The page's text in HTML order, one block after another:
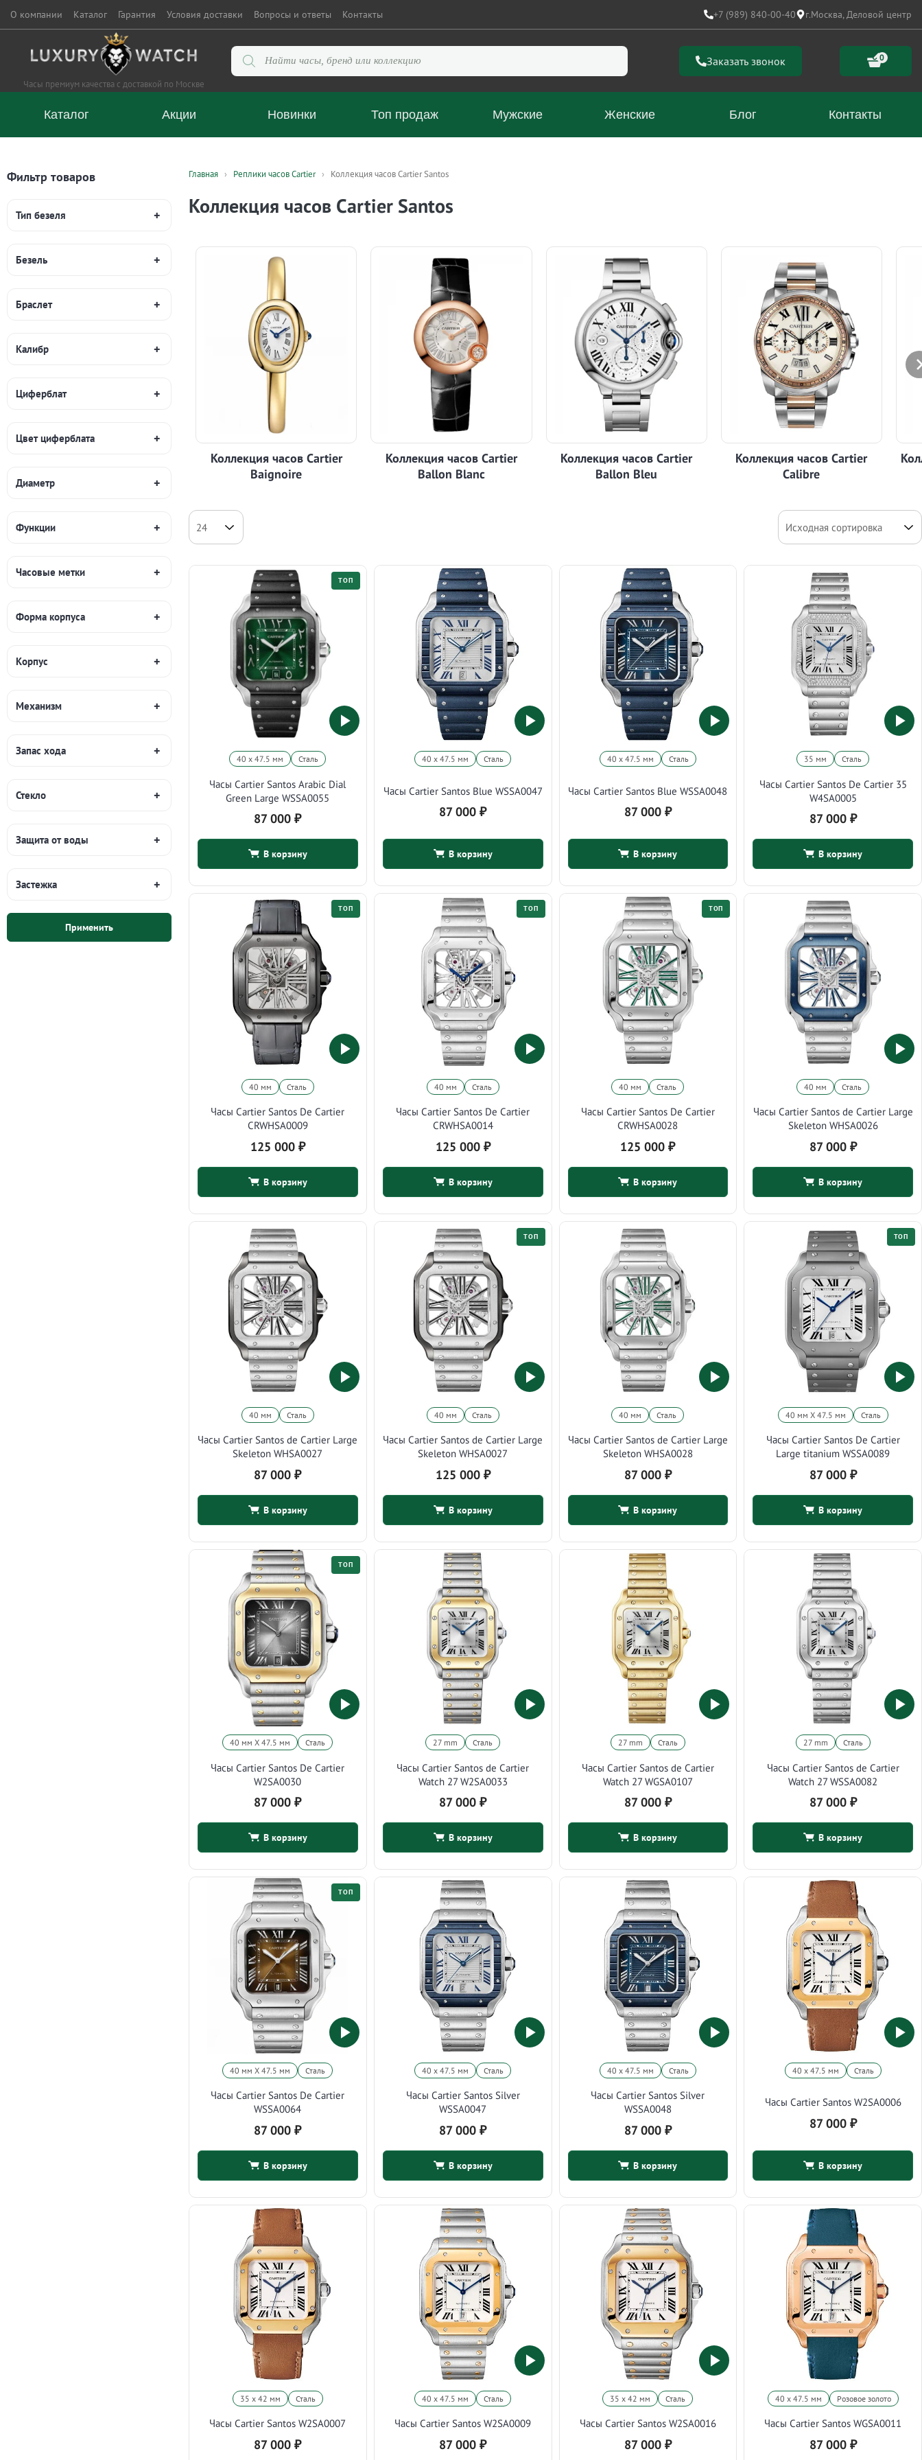
О компании Каталог Гарантия Условия доставки Вопросы и ответы Контакты +7 (989) 840-00-40 г.Москва, Деловой центр
Часы премиум качества с доставкой по Москве
Поиск
товаров
Заказать звонок 0
Каталог Акции Новинки Топ продаж Мужские Женские Блог Контакты
Главная Реплики часов Cartier Коллекция часов Cartier Santos
Коллекция часов Cartier Santos
Коллекция часов Cartier
Baignoire
Коллекция часов Cartier
Ballon Blanc
Коллекция часов Cartier
Ballon Bleu
Коллекция часов Cartier
Calibre
ТОП
40 х 47.5 мм Сталь
Часы Cartier Santos Arabic Dial
Green Large WSSA0055
87 000₽
В корзину
40 х 47.5 мм Сталь
Часы Cartier Santos Blue WSSA0047
87 000₽
В корзину
40 х 47.5 мм Сталь
Часы Cartier Santos Blue WSSA0048
87 000 ₽
В корзину
35 мм Сталь
Часы Cartier Santos De Cartier 35
W4SA0005
87 000 ₽
В корзину
ТОП
40 мм Сталь
Часы Cartier Santos De Cartier
CRWHSA0009
125 000 ₽
В корзину
ТОП
40 мм Сталь
Часы Cartier Santos De Cartier
CRWHSA0014
125 000 ₽
В корзину
ТОП
40 мм Сталь
Часы Cartier Santos De Cartier
CRWHSA0028
125 000₽
В корзину
40 мм Сталь
Часы Cartier Santos de Cartier Large
Skeleton WHSA0026
87 000 ₽
В корзину
40 мм Сталь
Часы Cartier Santos de Cartier Large
Skeleton WHSA0027
87 000₽
В корзину
ТОП
40 мм Сталь
Часы Cartier Santos de Cartier Large
Skeleton WHSA0027
125 000 ₽
В корзину
40 мм Сталь
Часы Cartier Santos de Cartier Large
Skeleton WHSA0028
87 000 ₽
В корзину
ТОП
40 мм X 47.5 мм Сталь
Часы Cartier Santos De Cartier
Large titanium WSSA0089
87 000 ₽
В корзину
ТОП
40 мм X 47.5 мм Сталь
Часы Cartier Santos De Cartier
W2SA0030
87 000₽
В корзину
27 mm Сталь
Часы Cartier Santos de Cartier
Watch 27 W2SA0033
87 000₽
В корзину
27 mm Сталь
Часы Cartier Santos de Cartier
Watch 27 WGSA0107
87 000 ₽
В корзину
27 mm Сталь
Часы Cartier Santos de Cartier
Watch 27 WSSA0082
87 000 ₽
В корзину
ТОП
40 мм X 47.5 мм Сталь
Часы Cartier Santos De Cartier
WSSA0064
87 000₽
В корзину
40 х 47.5 мм Сталь
Часы Cartier Santos Silver
WSSA0047
87 000₽
В корзину
40 х 47.5 мм Сталь
Часы Cartier Santos Silver
WSSA0048
87 000 ₽
В корзину
40 х 47.5 мм Сталь
Часы Cartier Santos W2SA0006
87 000 ₽
В корзину
35 х 42 мм Сталь
Часы Cartier Santos W2SA0007
87 000₽
40 х 47.5 мм Сталь
Часы Cartier Santos W2SA0009
87 000₽
35 х 42 мм Сталь
Часы Cartier Santos W2SA0016
87 000 ₽
40 х 47.5 мм Розовое золото
Часы Cartier Santos WGSA0011
87 000 ₽
Фильтр товаров
Тип безеля
Безель
Браслет
Калибр
Циферблат
Цвет циферблата
Диаметр
Функции
Часовые метки
Форма корпуса
Корпус
Механизм
Запас хода
Стекло
Защита от воды
Застежка
Применить